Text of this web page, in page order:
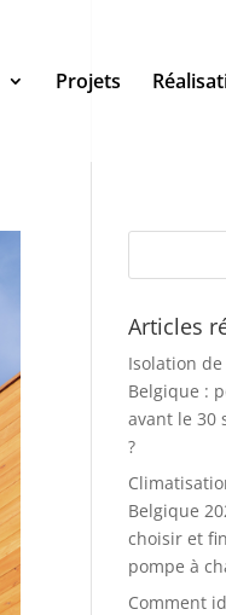
Projets
Articles
Isolation
Belgique :
avant le 30
?
Belgique
choisir et
pompe à
Comment